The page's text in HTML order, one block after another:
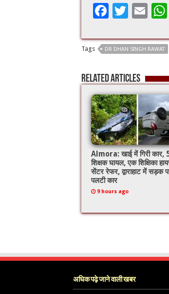
F
e
b
o
o
k
T
tt
er
E
ai
l
Tags DR DHAN SINGH RAWAT
Related Articles
Almora: खाई में गिरी कार,
शिक्षक घायल, एक शिक्षिका
सेंटर रेफर, द्वाराहाट में सड़क
पलटी कार
9 hours ago
अधिक पढ़े जाने वाली खबर